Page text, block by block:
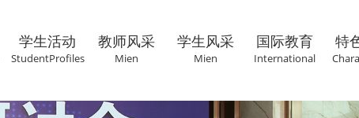
学生活动
StudentProfiles
教师风采
Mien
学生风采
Mien
国际教育
International
特